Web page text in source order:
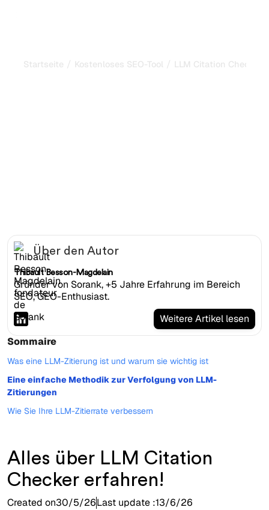
Startseite / Kostenloses SEO-Tool / LLM Citation Checker
Über den Autor
Thibault Besson-Magdelain
Gründer von Sorank, +5 Jahre Erfahrung im Bereich
SEO, GEO-Enthusiast.
Weitere Artikel lesen
Sommaire
Was eine LLM-Zitierung ist und warum sie wichtig ist
Eine einfache Methodik zur Verfolgung von LLM-
Zitierungen
Wie Sie Ihre LLM-Zitierrate verbessern
Alles über LLM Citation
Checker erfahren!
Created on30/5/26Last update :13/6/26